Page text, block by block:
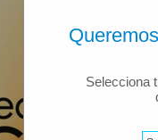
Selecciona